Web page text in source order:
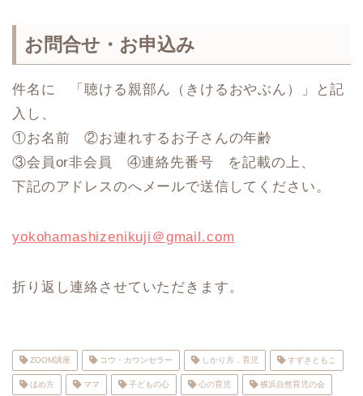
お問合せ・お申込み
件名に 「聴ける親部ん（きけるおやぶん）」と記
入し、
①お名前 ②お連れするお子さんの年齢
③会員or非会員 ④連絡先番号 を記載の上、
下記のアドレスのへメールで送信してください。
yokohamashizenikuji＠gmail.com
折り返し連絡させていただきます。
ZOOM講座 コウ・カウンセラー しかり方，育児 すずきともこ
ほめ方 ママ 子どもの心 心の育児 横浜自然育児の会